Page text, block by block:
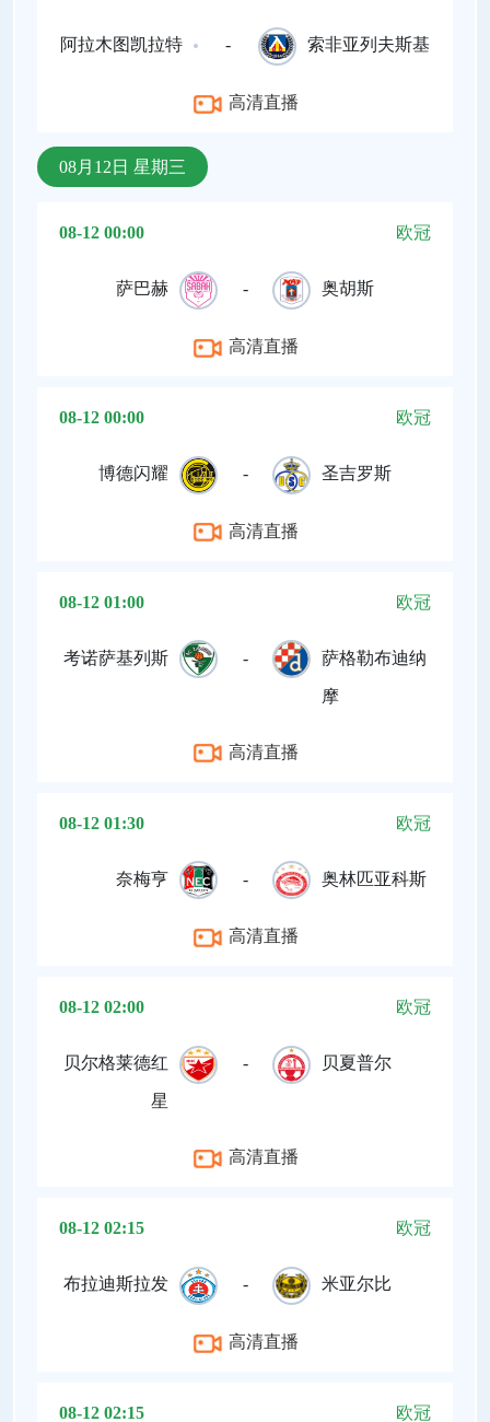
阿拉木图凯拉特 - 索非亚列夫斯基
高清直播
08月12日 星期三
08-12 00:00 欧冠
萨巴赫 - 奥胡斯
高清直播
08-12 00:00 欧冠
博德闪耀 - 圣吉罗斯
高清直播
08-12 01:00 欧冠
考诺萨基列斯 - 萨格勒布迪纳
摩
高清直播
08-12 01:30 欧冠
奈梅亨 - 奥林匹亚科斯
高清直播
08-12 02:00 欧冠
贝尔格莱德红
星
- 贝夏普尔
高清直播
08-12 02:15 欧冠
布拉迪斯拉发 - 米亚尔比
高清直播
08-12 02:15 欧冠